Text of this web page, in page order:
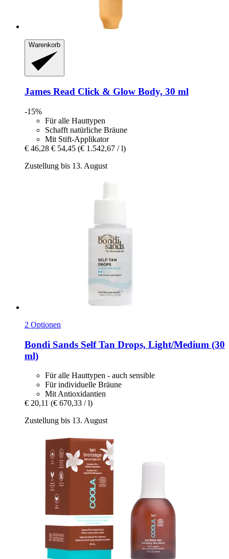
Warenkorb
James Read Click & Glow Body, 30 ml
-15%
Für alle Hauttypen
Schafft natürliche Bräune
Mit Stift-Applikator
€ 46,28 € 54,45 (€ 1.542,67 / l)
Zustellung bis 13. August
2 Optionen
Bondi Sands Self Tan Drops, Light/Medium (30
ml)
Für alle Hauttypen - auch sensible
Für individuelle Bräune
Mit Antioxidantien
€ 20,11 (€ 670,33 / l)
Zustellung bis 13. August